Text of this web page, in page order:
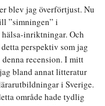
blev jag överförtjust. Nu
”simningen” i
inriktningar. Och
perspektiv som jag
recension. I mitt
bland annat litteratur
i Sverige.
område hade tydlig